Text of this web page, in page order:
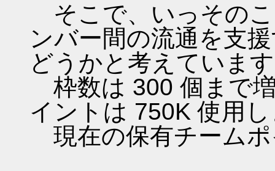
そこで、いっその
ンバー間の流通を支
どうかと考えていま
枠数は 300 個まで
イントは 750K 使用
現在の保有チーム